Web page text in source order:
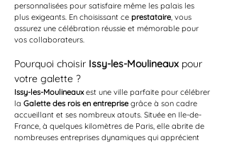
personnalisées pour satisfaire même les palais les
plus exigeants. En choisissant ce prestataire, vous
assurez une célébration réussie et mémorable pour
vos collaborateurs.
Pourquoi choisir Issy-les-Moulineaux pour
votre galette ?
Issy-les-Moulineaux est une ville parfaite pour célébrer
la Galette des rois en entreprise grâce à son cadre
accueillant et ses nombreux atouts. Située en Ile-de-
France, à quelques kilomètres de Paris, elle abrite de
nombreuses entreprises dynamiques qui apprécient